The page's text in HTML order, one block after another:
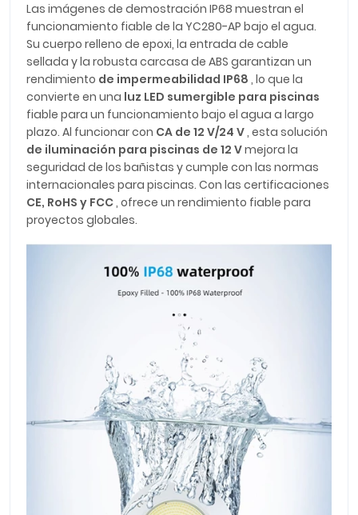
Las imágenes de demostración IP68 muestran el
funcionamiento fiable de la YC280-AP bajo el agua.
Su cuerpo relleno de epoxi, la entrada de cable
sellada y la robusta carcasa de ABS garantizan un
rendimiento de impermeabilidad IP68 , lo que la
convierte en una luz LED sumergible para piscinas
fiable para un funcionamiento bajo el agua a largo
plazo. Al funcionar con CA de 12 V/24 V, esta solución
de iluminación para piscinas de 12 Vmejora la
seguridad de los bañistas y cumple con las normas
internacionales para piscinas. Con las certificaciones
CE, RoHS y FCC, ofrece un rendimiento fiable para
proyectos globales.